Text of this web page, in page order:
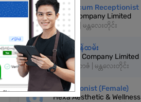
Admin cum Receptionist
MRED Company Limited
ပုသိမ်ကြီး | မန္တလေးတိုင်း
ဧည့်ကြိုဝန်ထမ်း
United 9 Company Limited
ချမ်းအေးသာဇံ | မန္တလေးတိုင်း
Receptionist (Female)
Hexa Aesthetic & Wellness